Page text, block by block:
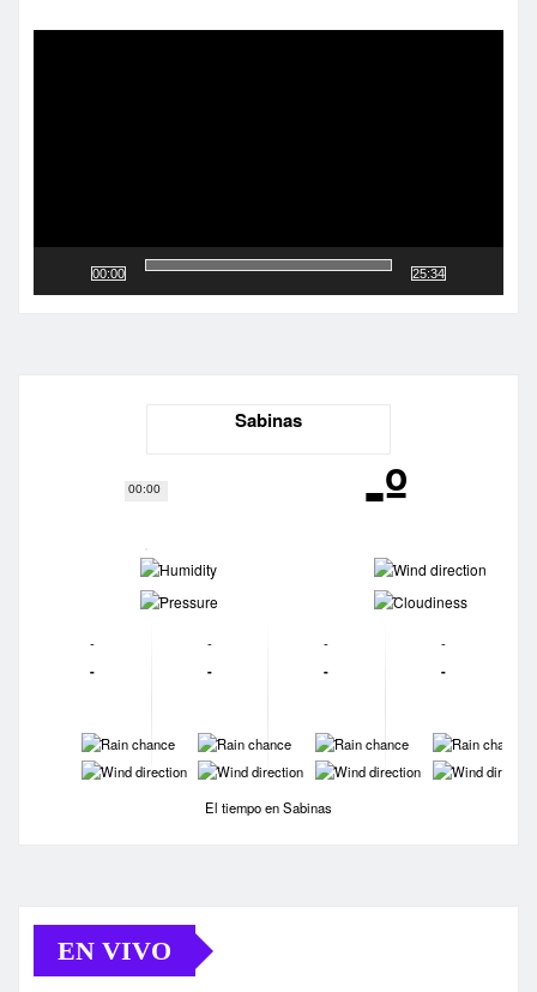
00:00
00:00
25:34
Sabinas
-º
-
-
-
-
-
-
-
-
-
-
-
-
-
-
-
-
-
-
-
-
El tiempo en Sabinas
EN VIVO